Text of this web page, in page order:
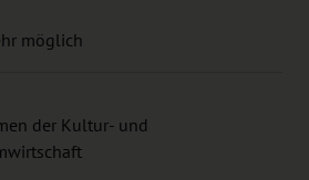
möglich
der Kultur- und